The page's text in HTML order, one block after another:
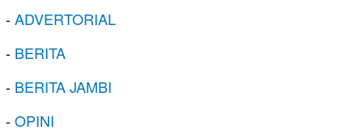
-ADVERTORIAL
- BERITA
- BERITA JAMBI
-OPINI